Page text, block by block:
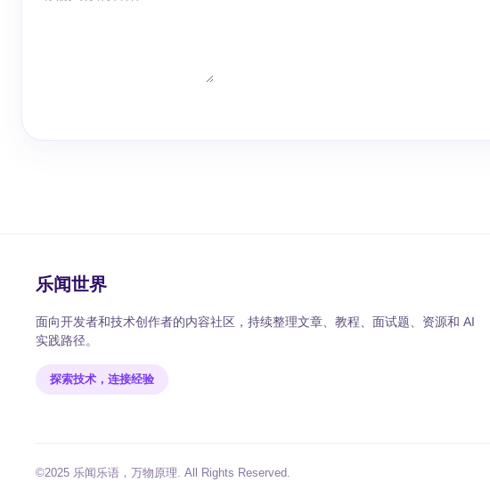
乐闻世界
面向开发者和技术创作者的内容社区，持续整理文章、教程、面试题、资源和 AI
实践路径。
探索技术，连接经验
©2025 乐闻乐语，万物原理. All Rights Reserved.